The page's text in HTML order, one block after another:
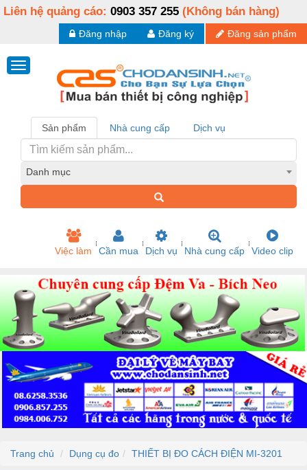
Liên hệ quảng cáo: 0903 357 255 (Không bán hàng)
Đăng sản phẩm
Đăng ký
Đăng nhập
Sản phẩm Nhà cung cấp Dịch vụ
Danh mục
Việc làm Cần mua Dịch vụ Nhà cung cấp Video clip
Trang chủ Dụng cụ đo THIẾT BỊ ĐO CÁCH ĐIỆN MI-3201